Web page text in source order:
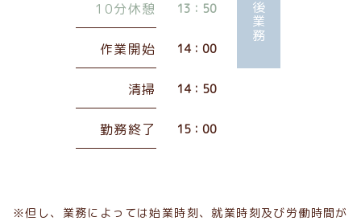
10分休憩 13：50
作業開始 14：00
清掃 14：50
勤務終了 15：00
午後業務
※但し、業務によっては始業時刻、就業時刻及び労働時間が